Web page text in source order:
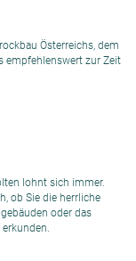
Österreichs, dem
empfehlenswert zur Zeit
lohnt sich immer.
ob Sie die herrliche
oder das